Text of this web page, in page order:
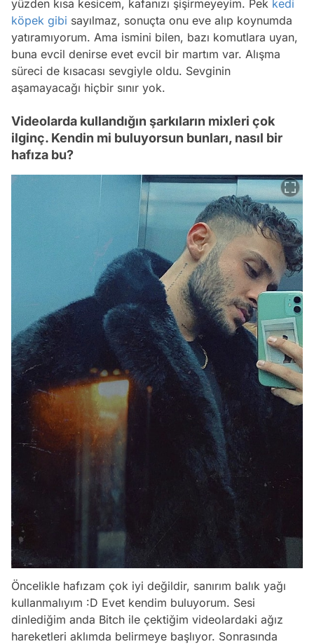
yüzden kısa kesicem, kafanızı şişirmeyeyim. Pek kedi
köpek gibi sayılmaz, sonuçta onu eve alıp koynumda
yatıramıyorum. Ama ismini bilen, bazı komutlara uyan,
buna evcil denirse evet evcil bir martım var. Alışma
süreci de kısacası sevgiyle oldu. Sevginin
aşamayacağı hiçbir sınır yok.
Videolarda kullandığın şarkıların mixleri çok
ilginç. Kendin mi buluyorsun bunları, nasıl bir
hafıza bu?
Öncelikle hafızam çok iyi değildir, sanırım balık yağı
kullanmalıyım :D Evet kendim buluyorum. Sesi
dinlediğim anda Bitch ile çektiğim videolardaki ağız
hareketleri aklımda belirmeye başlıyor. Sonrasında